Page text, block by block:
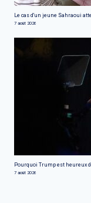
Le cas d'un jeune Sahraoui
7 août 2026
Pourquoi Trump est heureux
7 août 2026